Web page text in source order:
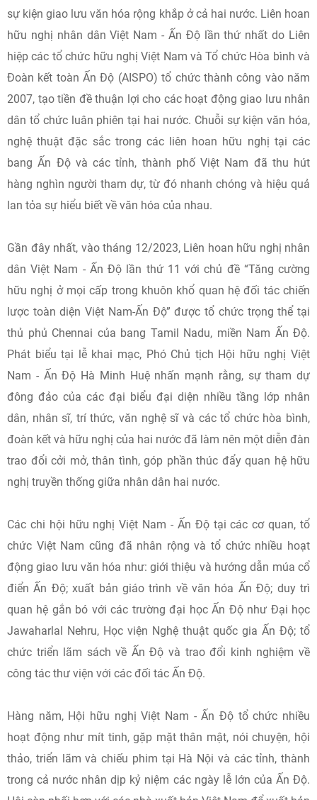
sự kiện giao lưu văn hóa rộng khắp ở cả hai nước. Liên hoan
hữu nghị nhân dân Việt Nam - Ấn Độ lần thứ nhất do Liên
hiệp các tổ chức hữu nghị Việt Nam và Tổ chức Hòa bình và
Đoàn kết toàn Ấn Độ (AISPO) tổ chức thành công vào năm
2007, tạo tiền đề thuận lợi cho các hoạt động giao lưu nhân
dân tổ chức luân phiên tại hai nước. Chuỗi sự kiện văn hóa,
nghệ thuật đặc sắc trong các liên hoan hữu nghị tại các
bang Ấn Độ và các tỉnh, thành phố Việt Nam đã thu hút
hàng nghìn người tham dự, từ đó nhanh chóng và hiệu quả
lan tỏa sự hiểu biết về văn hóa của nhau.
Gần đây nhất, vào tháng 12/2023, Liên hoan hữu nghị nhân
dân Việt Nam - Ấn Độ lần thứ 11 với chủ đề “Tăng cường
hữu nghị ở mọi cấp trong khuôn khổ quan hệ đối tác chiến
lược toàn diện Việt Nam-Ấn Độ” được tổ chức trọng thể tại
thủ phủ Chennai của bang Tamil Nadu, miền Nam Ấn Độ.
Phát biểu tại lễ khai mạc, Phó Chủ tịch Hội hữu nghị Việt
Nam - Ấn Độ Hà Minh Huệ nhấn mạnh rằng, sự tham dự
đông đảo của các đại biểu đại diện nhiều tầng lớp nhân
dân, nhân sĩ, trí thức, văn nghệ sĩ và các tổ chức hòa bình,
đoàn kết và hữu nghị của hai nước đã làm nên một diễn đàn
trao đổi cởi mở, thân tình, góp phần thúc đẩy quan hệ hữu
nghị truyền thống giữa nhân dân hai nước.
Các chi hội hữu nghị Việt Nam - Ấn Độ tại các cơ quan, tổ
chức Việt Nam cũng đã nhân rộng và tổ chức nhiều hoạt
động giao lưu văn hóa như: giới thiệu và hướng dẫn múa cổ
điển Ấn Độ; xuất bản giáo trình về văn hóa Ấn Độ; duy trì
quan hệ gắn bó với các trường đại học Ấn Độ như Đại học
Jawaharlal Nehru, Học viện Nghệ thuật quốc gia Ấn Độ; tổ
chức triển lãm sách về Ấn Độ và trao đổi kinh nghiệm về
công tác thư viện với các đối tác Ấn Độ.
Hàng năm, Hội hữu nghị Việt Nam - Ấn Độ tổ chức nhiều
hoạt động như mít tinh, gặp mặt thân mật, nói chuyện, hội
thảo, triển lãm và chiếu phim tại Hà Nội và các tỉnh, thành
trong cả nước nhân dịp kỷ niệm các ngày lễ lớn của Ấn Độ.